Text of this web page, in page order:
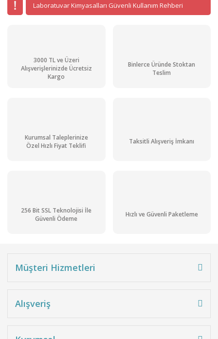
Laboratuvar Kimyasalları Güvenli Kullanım Rehberi
3000 TL ve Üzeri
Alışverişlerinizde Ücretsiz
Kargo
Binlerce Üründe Stoktan
Teslim
Kurumsal Taleplerinize
Özel Hızlı Fiyat Teklifi
Taksitli Alışveriş İmkanı
256 Bit SSL Teknolojisi İle
Güvenli Ödeme
Hızlı ve Güvenli Paketleme
Müşteri Hizmetleri
Alışveriş